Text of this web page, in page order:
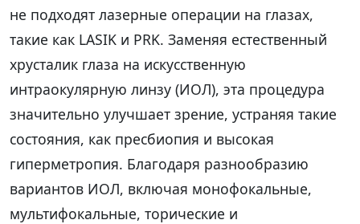
не подходят лазерные операции на глазах,
такие как LASIK и PRK. Заменяя естественный
хрусталик глаза на искусственную
интраокулярную линзу (ИОЛ), эта процедура
значительно улучшает зрение, устраняя такие
состояния, как пресбиопия и высокая
гиперметропия. Благодаря разнообразию
вариантов ИОЛ, включая монофокальные,
мультифокальные, торические и